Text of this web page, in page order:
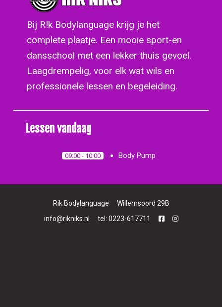
Bij R!k Bodylanguage krijg je het
complete plaatje. Een mooie sport-en
dansschool met een lekker thuis gevoel.
Laagdrempelig, voor elk wat wils en
professionele lessen en begeleiding.
Lessen vandaag
09:00 - 10:00 Body Pump
Rik Bodylanguage
Willemsoord 29B
info@rikniks.nl
tel: 0223-617711